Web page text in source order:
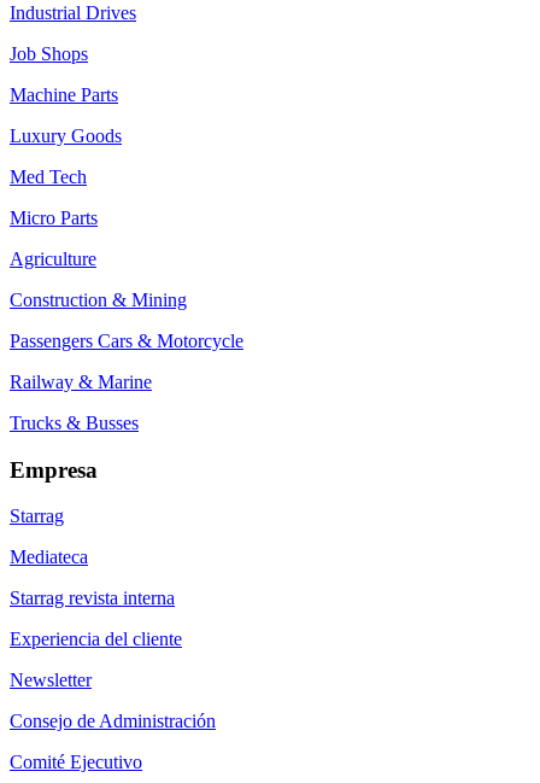
Industrial Drives
Job Shops
Machine Parts
Luxury Goods
Med Tech
Micro Parts
Agriculture
Construction & Mining
Passengers Cars & Motorcycle
Railway & Marine
Trucks & Busses
Empresa
Starrag
Mediateca
Starrag revista interna
Experiencia del cliente
Newsletter
Consejo de Administración
Comité Ejecutivo